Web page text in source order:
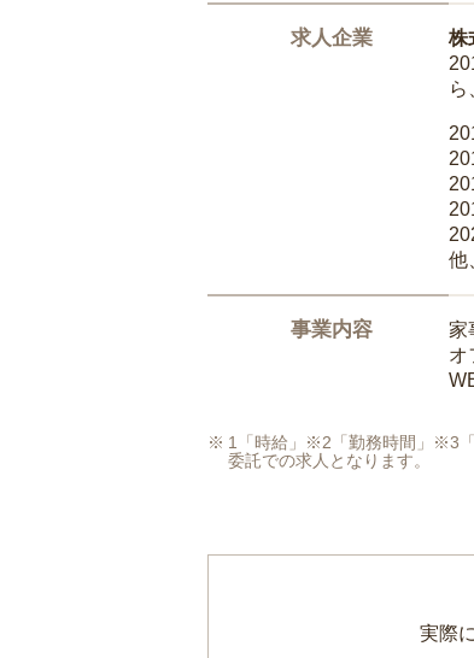
求人企業
株
ら
他
事業内容
家
オ
1「時給」※2「勤務時間」※3「
委託での求人となります。
実際